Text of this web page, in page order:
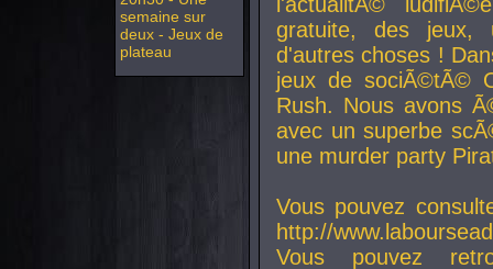
semaine sur
deux - Jeux de
plateau
gratuite, des jeux,
d'autres choses !
jeux de sociÃ©tÃ©
Rush. Nous avons
avec un superbe
une murder party
Vous pouvez
http://
Vous pouvez